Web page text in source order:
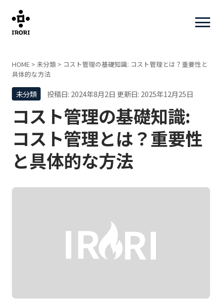
HOME > 未分類 > コスト管理の基礎知識: コスト管理とは？重要性と
具体的な方法
未分類 投稿日: 2024年8月2日 更新日: 2025年12月25日
コスト管理の基礎知識:
コスト管理とは？重要性
と具体的な方法